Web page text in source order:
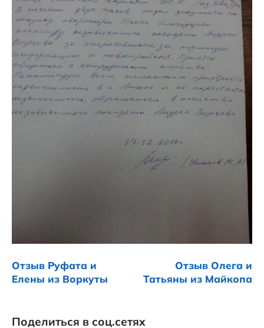
Отзыв Руфата и
Елены из Воркуты
Отзыв Олега и
Татьяны из Майкопа
Поделиться в соц.сетях